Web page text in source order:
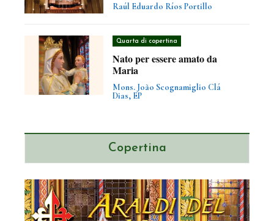
Raúl Eduardo Ríos Portillo
Quarta di copertina
Nato per essere amato da
Maria
Mons. João Scognamiglio Clá
Dias, EP
Copertina